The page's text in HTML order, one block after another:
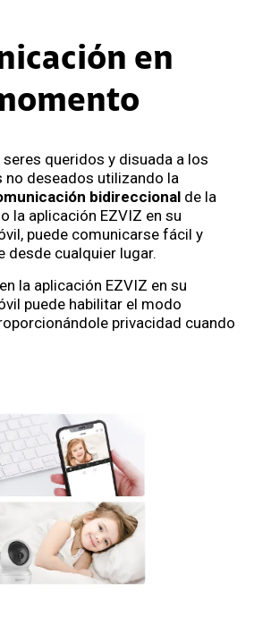
en
seres queridos y disuada a los
deseados utilizando la
bidireccional de la
la aplicación EZVIZ en su
puede comunicarse fácil y
desde cualquier lugar.
la aplicación EZVIZ en su
puede habilitar el modo
privacidad cuando